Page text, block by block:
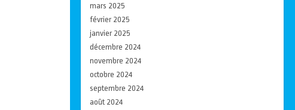
mars 2025
février 2025
janvier 2025
décembre 2024
novembre 2024
octobre 2024
septembre 2024
août 2024